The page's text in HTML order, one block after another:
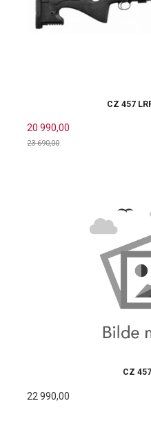
CZ 457
20 990,00
23 690,00
CZ
22 990,00